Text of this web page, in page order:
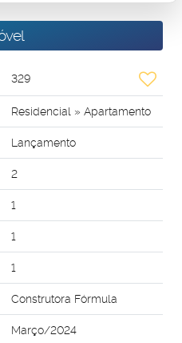
329
Residencial » Apartamento
Lançamento
2
1
1
1
Construtora Fórmula
Março/2024